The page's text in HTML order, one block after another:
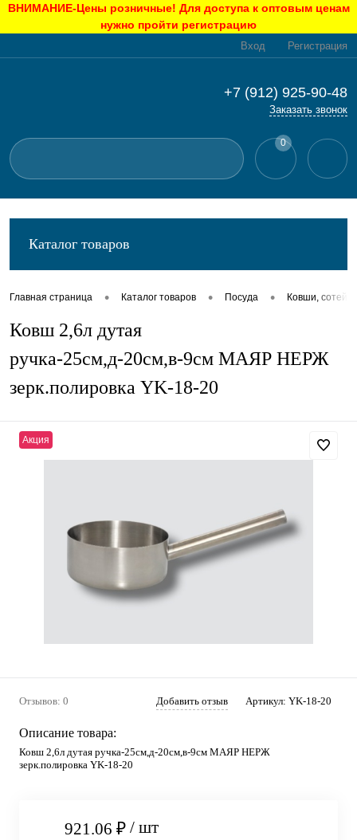
ВНИМАНИЕ-Цены розничные! Для доступа к оптовым ценам
нужно пройти регистрацию
Вход Регистрация
+7 (912) 925-90-48
Заказать звонок
0
Каталог товаров
Главная страница • Каталог товаров • Посуда • Ковши,
Ковш 2,6л дутая
ручка-25см,д-20см,в-9см МАЯР НЕРЖ
зерк.полировка YK-18-20
Акция
Отзывов: 0 Добавить отзыв Артикул: YK-18-20
Описание товара:
Ковш 2,6л дутая ручка-25см,д-20см,в-9см МАЯР НЕРЖ
зерк.полировка YK-18-20
921.06 ₽ / шт